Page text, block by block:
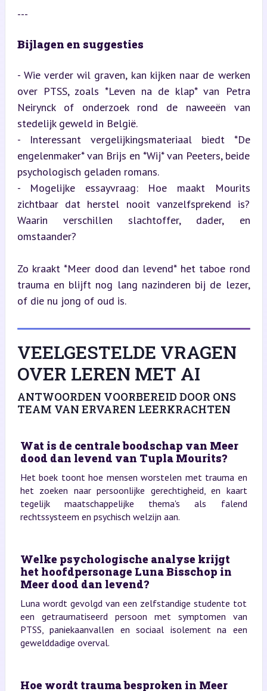
---
Bijlagen en suggesties
- Wie verder wil graven, kan kijken naar de werken
over PTSS, zoals *Leven na de klap* van Petra
Neirynck of onderzoek rond de naweeën van
stedelijk geweld in België.
- Interessant vergelijkingsmateriaal biedt *De
engelenmaker* van Brijs en *Wij* van Peeters, beide
psychologisch geladen romans.
- Mogelijke essayvraag: Hoe maakt Mourits
zichtbaar dat herstel nooit vanzelfsprekend is?
Waarin verschillen slachtoffer, dader, en
omstaander?
Zo kraakt *Meer dood dan levend* het taboe rond
trauma en blijft nog lang nazinderen bij de lezer,
of die nu jong of oud is.
VEELGESTELDE VRAGEN
OVER LEREN MET AI
ANTWOORDEN VOORBEREID DOOR ONS
TEAM VAN ERVAREN LEERKRACHTEN
Wat is de centrale boodschap van Meer
dood dan levend van Tupla Mourits?
Het boek toont hoe mensen worstelen met trauma en
het zoeken naar persoonlijke gerechtigheid, en kaart
tegelijk maatschappelijke thema's als falend
rechtssysteem en psychisch welzijn aan.
Welke psychologische analyse krijgt
het hoofdpersonage Luna Bisschop in
Meer dood dan levend?
Luna wordt gevolgd van een zelfstandige studente tot
een getraumatiseerd persoon met symptomen van
PTSS, paniekaanvallen en sociaal isolement na een
gewelddadige overval.
Hoe wordt trauma besproken in Meer